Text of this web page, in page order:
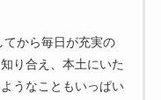
から毎日が充実の
り合え、本土にいた
うなこともいっぱい